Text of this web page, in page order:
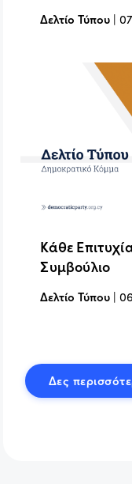
Δελτίο Τύπου |
Κάθε
Συμβούλιο
Δελτίο Τύπου |
Δες